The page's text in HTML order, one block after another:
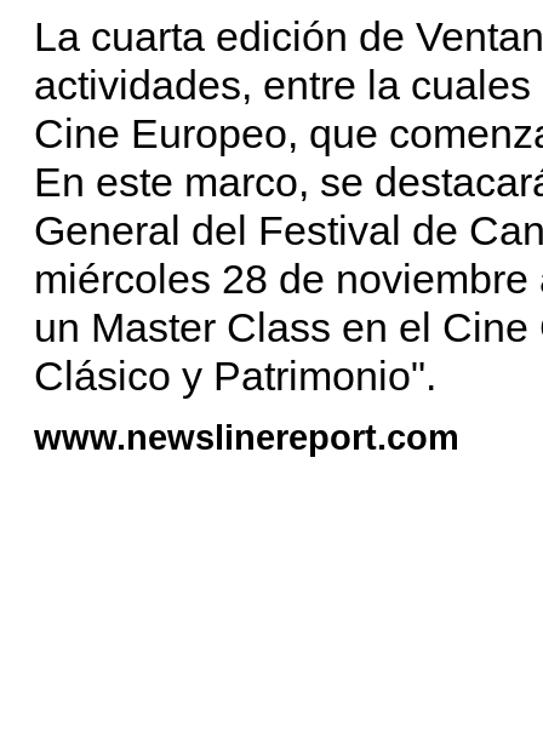
La cuarta edición de
actividades, entre la
Cine Europeo, que
En este marco, se
General del Festival de
miércoles 28 de
un Master Class en el
Clásico y Patrimonio".
www.newslinereport.com